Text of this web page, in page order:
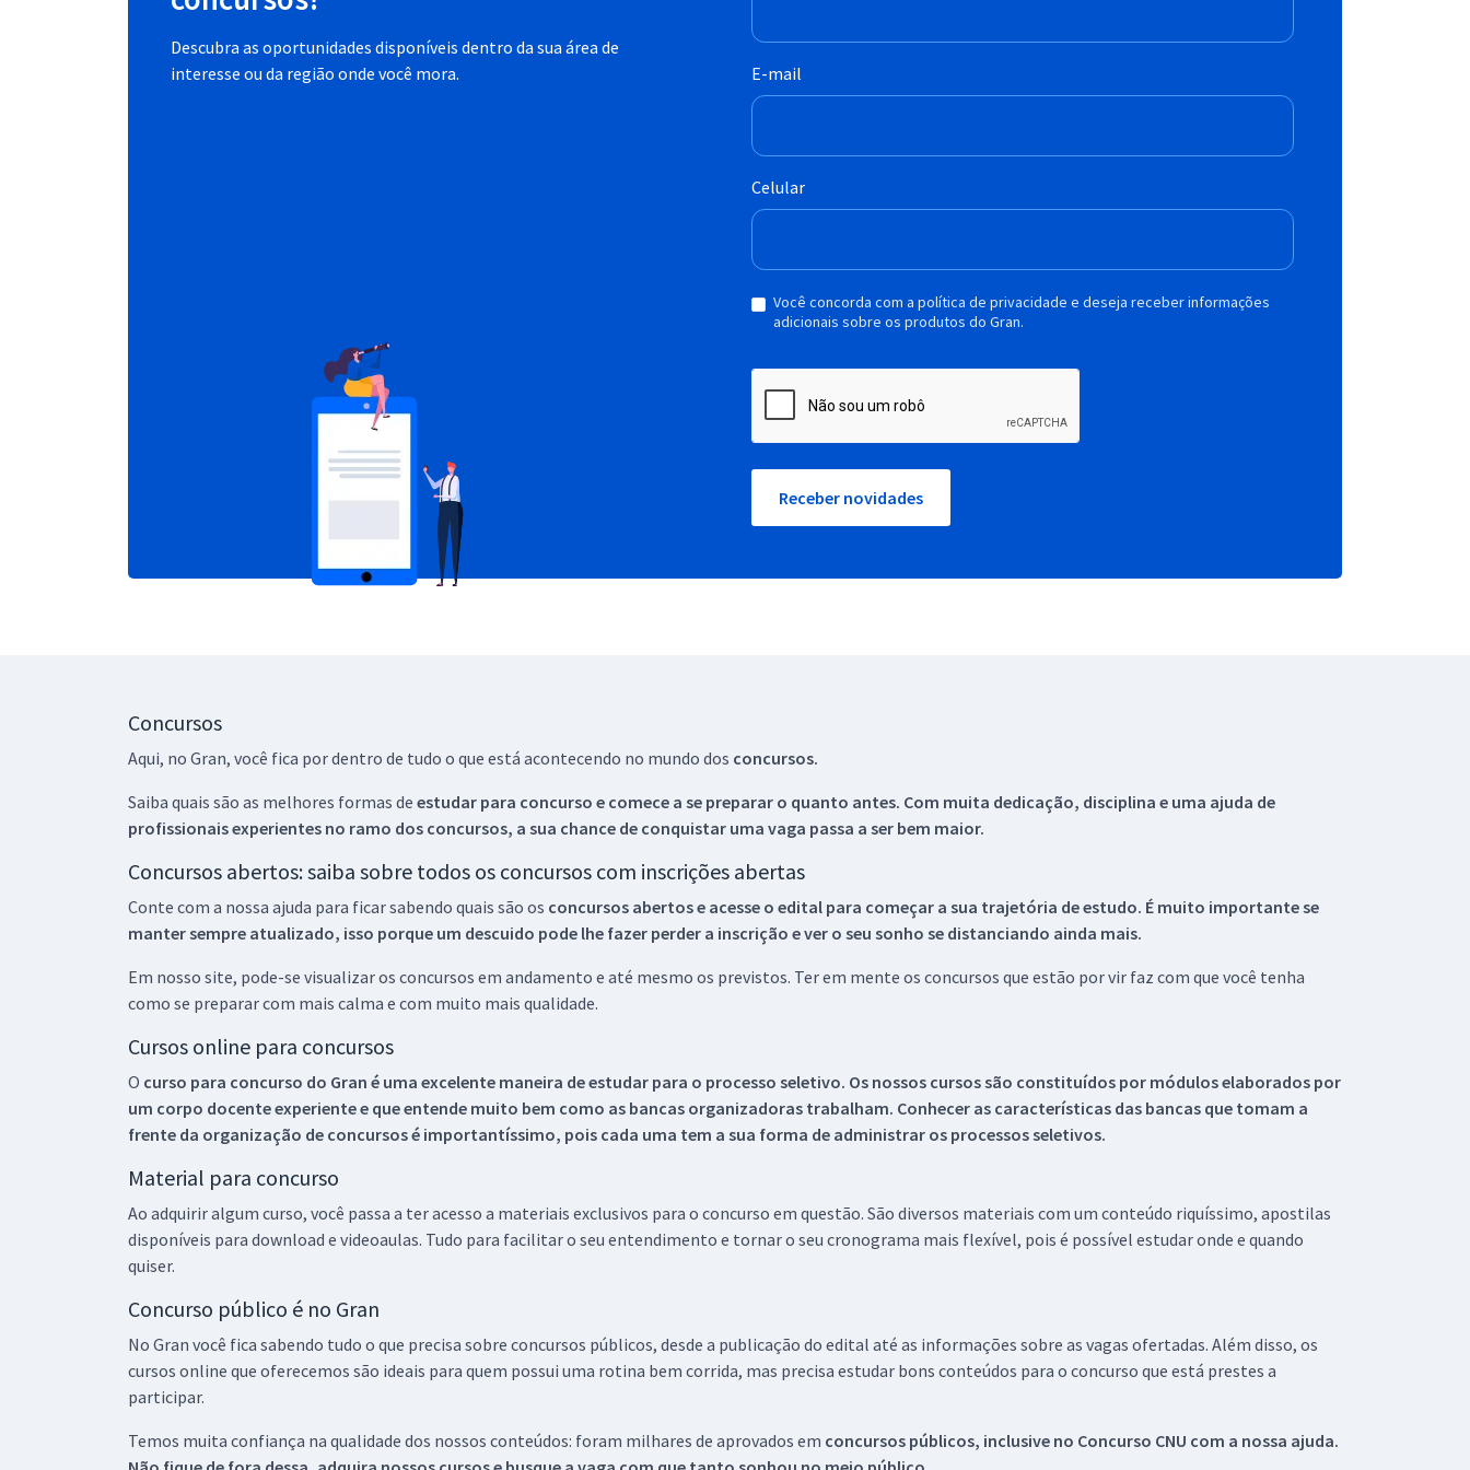
Descubra as oportunidades disponíveis dentro da sua área de
interesse ou da região onde você mora.
E-mail
Celular
Você concorda com a política de privacidade e deseja receber informações
adicionais sobre os produtos do Gran.
Receber novidades
Concursos
Aqui, no Gran, você fica por dentro de tudo o que está acontecendo no mundo dos concursos.
Saiba quais são as melhores formas de estudar para concurso e comece a se preparar o quanto antes. Com muita dedicação, disciplina e uma ajuda de
profissionais experientes no ramo dos concursos, a sua chance de conquistar uma vaga passa a ser bem maior.
Concursos abertos: saiba sobre todos os concursos com inscrições abertas
Conte com a nossa ajuda para ficar sabendo quais são os concursos abertos e acesse o edital para começar a sua trajetória de estudo. É muito importante se
manter sempre atualizado, isso porque um descuido pode lhe fazer perder a inscrição e ver o seu sonho se distanciando ainda mais.
Em nosso site, pode-se visualizar os concursos em andamento e até mesmo os previstos. Ter em mente os concursos que estão por vir faz com que você tenha
como se preparar com mais calma e com muito mais qualidade.
Cursos online para concursos
O curso para concurso do Gran é uma excelente maneira de estudar para o processo seletivo. Os nossos cursos são constituídos por módulos elaborados por
um corpo docente experiente e que entende muito bem como as bancas organizadoras trabalham. Conhecer as características das bancas que tomam a
frente da organização de concursos é importantíssimo, pois cada uma tem a sua forma de administrar os processos seletivos.
Material para concurso
Ao adquirir algum curso, você passa a ter acesso a materiais exclusivos para o concurso em questão. São diversos materiais com um conteúdo riquíssimo, apostilas
disponíveis para download e videoaulas. Tudo para facilitar o seu entendimento e tornar o seu cronograma mais flexível, pois é possível estudar onde e quando
quiser.
Concurso público é no Gran
No Gran você fica sabendo tudo o que precisa sobre concursos públicos, desde a publicação do edital até as informações sobre as vagas ofertadas. Além disso, os
cursos online que oferecemos são ideais para quem possui uma rotina bem corrida, mas precisa estudar bons conteúdos para o concurso que está prestes a
participar.
Temos muita confiança na qualidade dos nossos conteúdos: foram milhares de aprovados em concursos públicos, inclusive no Concurso CNU com a nossa ajuda.